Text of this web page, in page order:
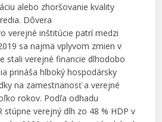
alebo zhoršovanie kvality
Dôvera
verejné inštitúcie patrí medzi
sa najmä vplyvom zmien v
stali verejné financie dlhodobo
prináša hlboký hospodársky
na zamestnanosť a verejné
rokov. Podľa odhadu
stúpne verejný dlh zo 48 % HDP v